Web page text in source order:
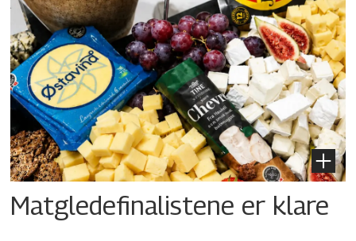
Matgledefinalistene er klare